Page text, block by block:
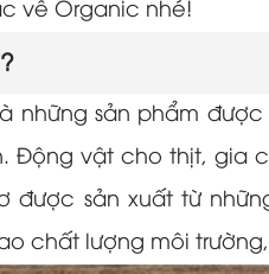
về Organic nhé!
những sản phẩm
Động vật cho thịt, gia
được sản xuất từ
chất lượng môi